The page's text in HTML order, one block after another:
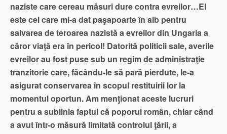
naziste care cereau măsuri dure contra evreilor…El
este cel care mi-a dat paşapoarte în alb pentru
salvarea de teroarea nazistă a evreilor din Ungaria a
căror viaţă era în pericol! Datorită politicii sale, averile
evreilor au fost puse sub un regim de administraţie
tranzitorie care, făcându-le să pară pierdute, le-a
asigurat conservarea în scopul restituirii lor la
momentul oportun. Am menţionat aceste lucruri
pentru a sublinia faptul că poporul român, chiar când
a avut într-o măsură limitată controlul ţării, a